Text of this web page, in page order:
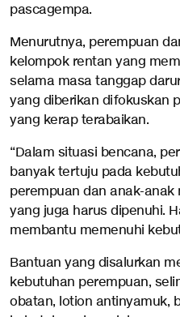
pascagempa.
Menurutnya, perempuan
kelompok rentan yang
selama masa tanggap
yang diberikan difokuskan
yang kerap terabaikan.
“Dalam situasi bencana,
banyak tertuju pada
perempuan dan anak-
yang juga harus dipenuhi.
membantu memenuhi
Bantuan yang disalurkan
kebutuhan perempuan,
obatan, lotion antinyamuk,